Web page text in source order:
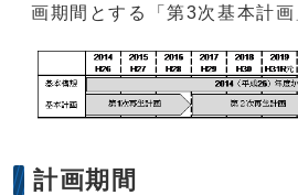
画期間とする「第3次基本計画
計画期間